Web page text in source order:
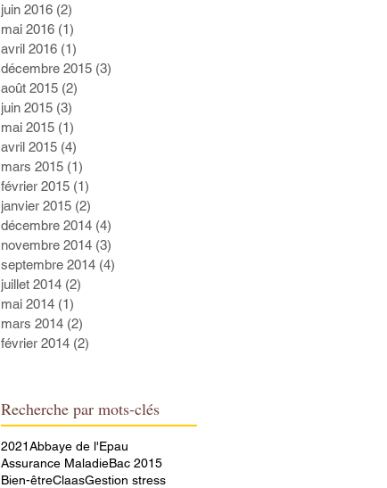
juin 2016 (2)
mai 2016 (1)
avril 2016 (1)
décembre 2015 (3)
août 2015 (2)
juin 2015 (3)
mai 2015 (1)
avril 2015 (4)
mars 2015 (1)
février 2015 (1)
janvier 2015 (2)
décembre 2014 (4)
novembre 2014 (3)
septembre 2014 (4)
juillet 2014 (2)
mai 2014 (1)
mars 2014 (2)
février 2014 (2)
Recherche par mots-clés
2021Abbaye de l'Epau
Assurance MaladieBac 2015
Bien-êtreClaasGestion stress